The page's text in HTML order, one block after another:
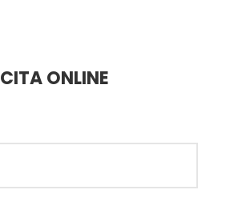
CITA ONLINE